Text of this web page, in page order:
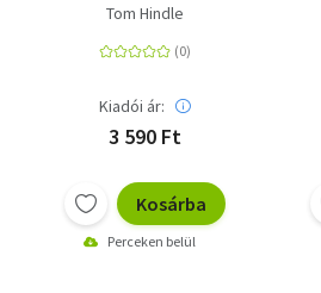
Tom Hindle
Kiadói ár:
3 590 Ft
Kosárba
Perceken belül